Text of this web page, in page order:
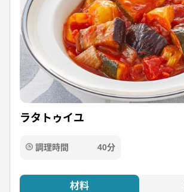
ラタトゥイユ
調理時間 40分
材料